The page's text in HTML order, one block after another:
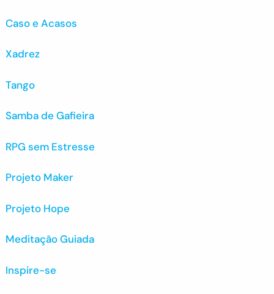
Caso e Acasos
Xadrez
Tango
Samba de Gafieira
RPG sem Estresse
Projeto Maker
Projeto Hope
Meditação Guiada
Inspire-se